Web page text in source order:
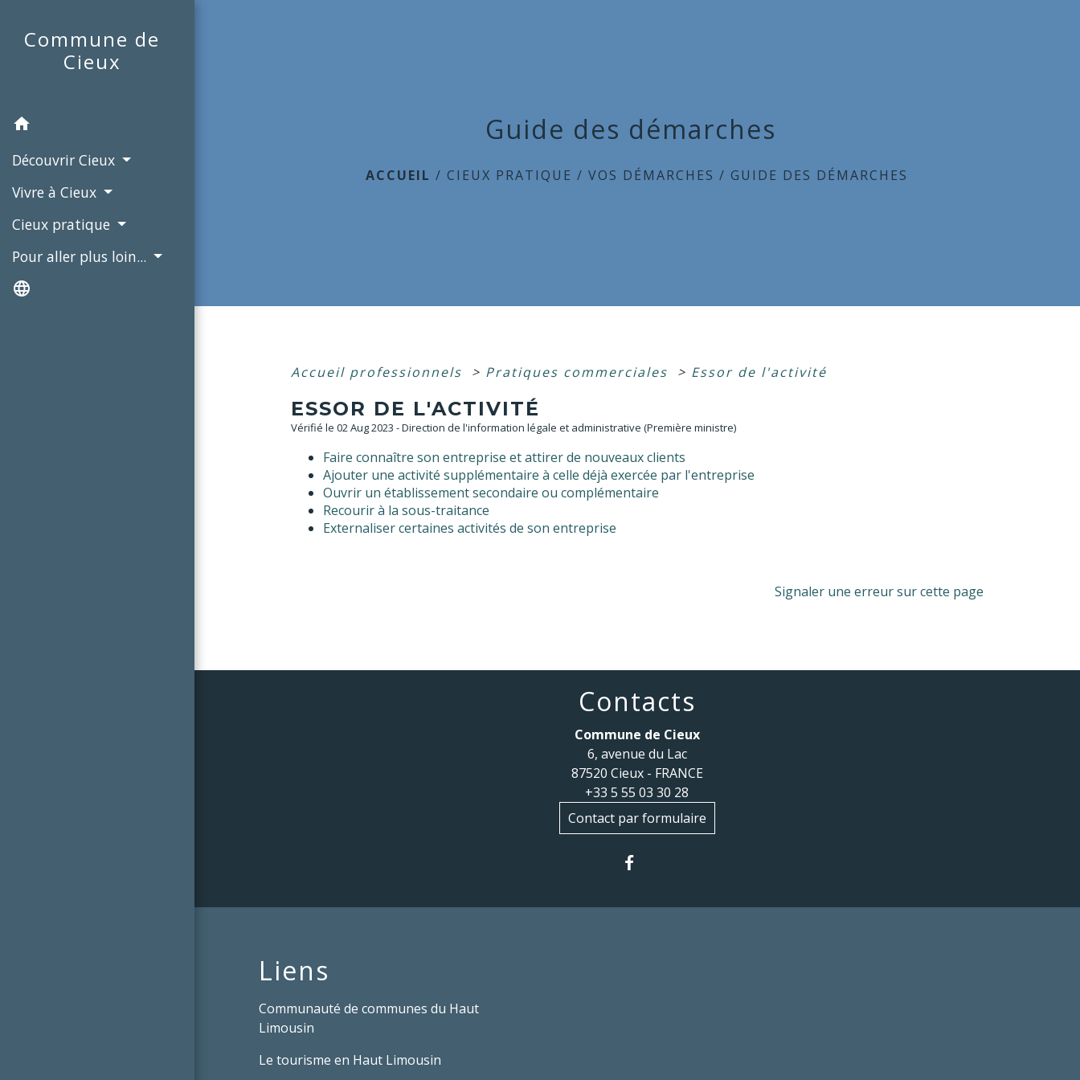
Commune de
Cieux
home
Découvrir Cieux
Vivre à Cieux
Cieux pratique
Pour aller plus loin...
language
Guide des démarches
ACCUEIL /CIEUX PRATIQUE /VOS DÉMARCHES /GUIDE DES DÉMARCHES
Accueil professionnels > Pratiques commerciales > Essor de l'activité
ESSOR DE L'ACTIVITÉ
Vérifié le 02 Aug 2023 - Direction de l'information légale et administrative (Première ministre)
Faire connaître son entreprise et attirer de nouveaux clients
Ajouter une activité supplémentaire à celle déjà exercée par l'entreprise
Ouvrir un établissement secondaire ou complémentaire
Recourir à la sous-traitance
Externaliser certaines activités de son entreprise
Signaler une erreur sur cette page
Contacts
Commune de Cieux
6, avenue du Lac
87520 Cieux - FRANCE
+33 5 55 03 30 28
Contact par formulaire
Liens
Communauté de communes du Haut
Limousin
Le tourisme en Haut Limousin